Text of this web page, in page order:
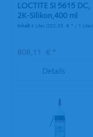
LOCTITE SI 5615 DC,
2K-Silikon,400 ml
Inhalt4 Liter (202,03 € * / 1 Liter)
808,11 € *
Details